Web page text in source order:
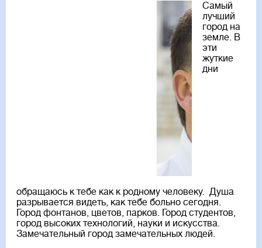
Самый
лучший
город на
земле. В
эти
жуткие
дни
обращаюсь к тебе как к родному человеку. Душа
разрывается видеть, как тебе больно сегодня.
Город фонтанов, цветов, парков. Город студентов,
город высоких технологий, науки и искусства.
Замечательный город замечательных людей.